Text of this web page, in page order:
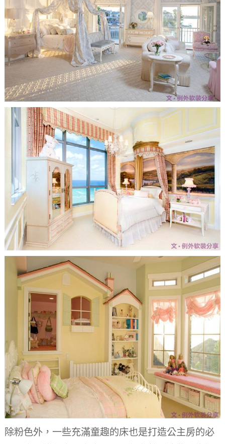
除粉色外，一些充滿童趣的床也是打造公主房的必